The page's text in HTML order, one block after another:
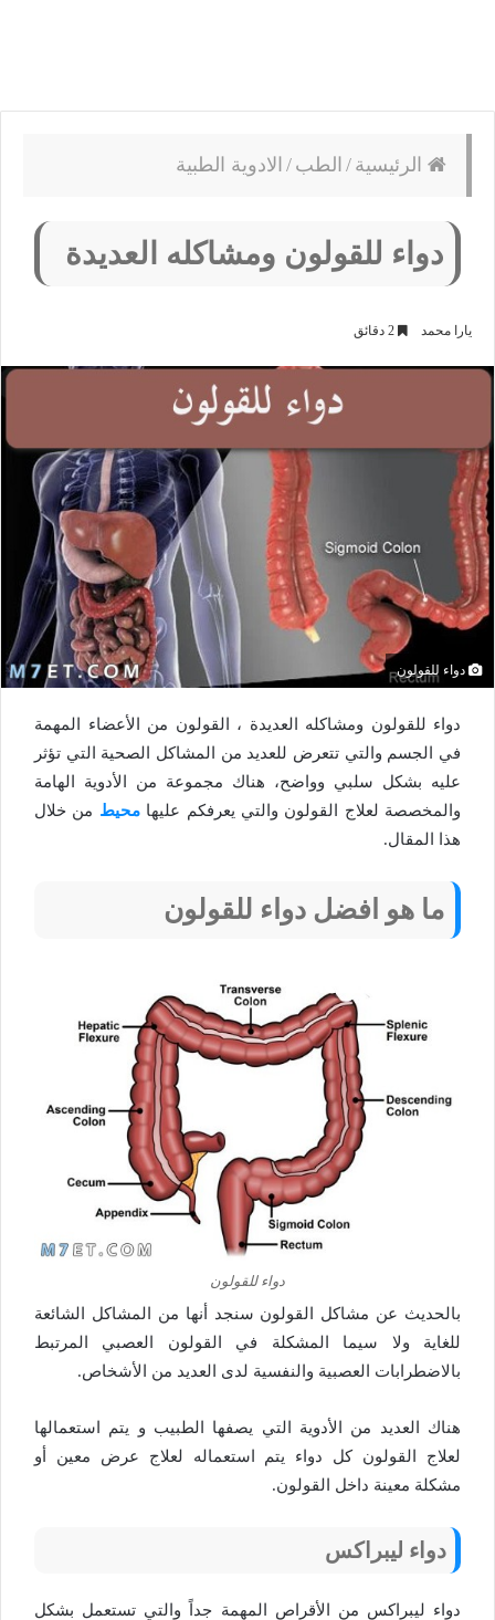
الرئيسية / الطب / الادوية الطبية
دواء للقولون ومشاكله العديدة
يارا محمد
دواء للقولون
دواء للقولون ومشاكله العديدة ، القولون من الأعضاء المهمة
في الجسم والتي تتعرض للعديد من المشاكل الصحية التي تؤثر
عليه بشكل سلبي وواضح، هناك مجموعة من الأدوية الهامة
والمخصصة لعلاج القولون والتي يعرفكم عليهامحيط من خلال
هذا المقال.
ما هو افضل دواء للقولون
دواء للقولون
بالحديث عن مشاكل القولون سنجد أنها من المشاكل الشائعة
للغاية ولا سيما المشكلة في القولون العصبي المرتبط
بالاضطرابات العصبية والنفسية لدى العديد من الأشخاص.
هناك العديد من الأدوية التي يصفها الطبيب و يتم استعمالها
لعلاج القولون كل دواء يتم استعماله لعلاج عرض معين أو
مشكلة معينة داخل القولون.
دواء ليبراكس
دواء ليبراكس من الأقراص المهمة جداً والتي تستعمل بشكل